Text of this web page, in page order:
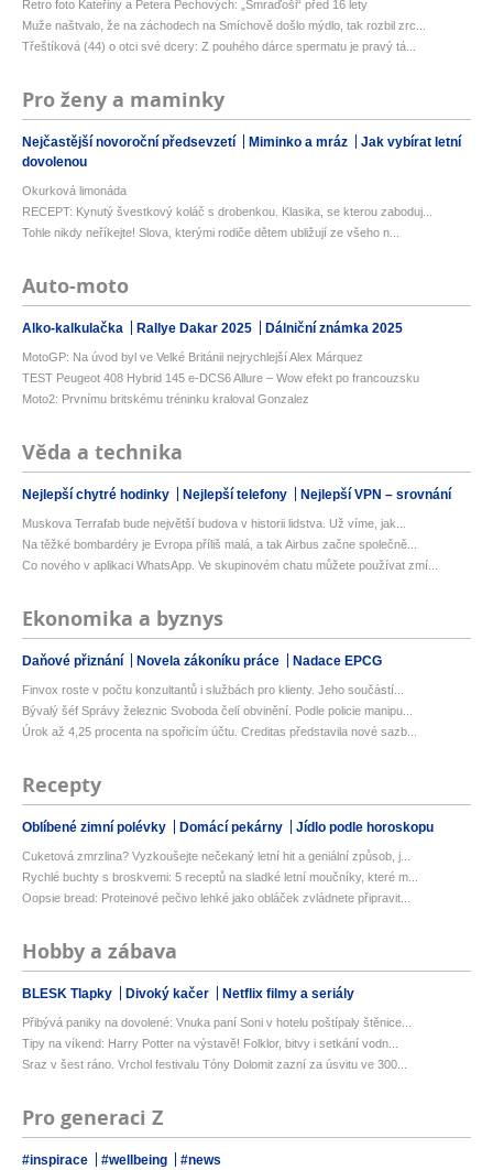
Retro foto Kateřiny a Petera Pechových: „Smraďoši“ před 16 lety
Muže naštvalo, že na záchodech na Smíchově došlo mýdlo, tak rozbil zrc...
Třeštíková (44) o otci své dcery: Z pouhého dárce spermatu je pravý tá...
Pro ženy a maminky
Nejčastější novoroční předsevzetí Miminko a mráz
Jak vybírat letní
dovolenou
Okurková limonáda
RECEPT: Kynutý švestkový koláč s drobenkou. Klasika, se kterou zaboduj...
Tohle nikdy neříkejte! Slova, kterými rodiče dětem ubližují ze všeho n...
Auto-moto
Alko-kalkulačka Rallye Dakar 2025 Dálniční známka 2025
MotoGP: Na úvod byl ve Velké Británii nejrychlejší Alex Márquez
TEST Peugeot 408 Hybrid 145 e-DCS6 Allure – Wow efekt po francouzsku
Moto2: Prvnímu britskému tréninku kraloval Gonzalez
Věda a technika
Nejlepší chytré hodinky Nejlepší telefony Nejlepší VPN – srovnání
Muskova Terrafab bude největší budova v historii lidstva. Už víme, jak...
Na těžké bombardéry je Evropa příliš malá, a tak Airbus začne společně...
Co nového v aplikaci WhatsApp. Ve skupinovém chatu můžete používat zmí...
Ekonomika a byznys
Daňové přiznání Novela zákoníku práce Nadace EPCG
Finvox roste v počtu konzultantů i službách pro klienty. Jeho součástí...
Bývalý šéf Správy železnic Svoboda čelí obvinění. Podle policie manipu...
Úrok až 4,25 procenta na spořicím účtu. Creditas představila nové sazb...
Recepty
Oblíbené zimní polévky Domácí pekárny Jídlo podle horoskopu
Cuketová zmrzlina? Vyzkoušejte nečekaný letní hit a geniální způsob, j...
Rychlé buchty s broskvemi: 5 receptů na sladké letní moučníky, které m...
Oopsie bread: Proteinové pečivo lehké jako obláček zvládnete připravit...
Hobby a zábava
BLESK Tlapky Divoký kačer Netflix filmy a seriály
Přibývá paniky na dovolené: Vnuka paní Soni v hotelu poštípaly štěnice...
Tipy na víkend: Harry Potter na výstavě! Folklor, bitvy i setkání vodn...
Sraz v šest ráno. Vrchol festivalu Tóny Dolomit zazní za úsvitu ve 300...
Pro generaci Z
#inspirace #wellbeing #news